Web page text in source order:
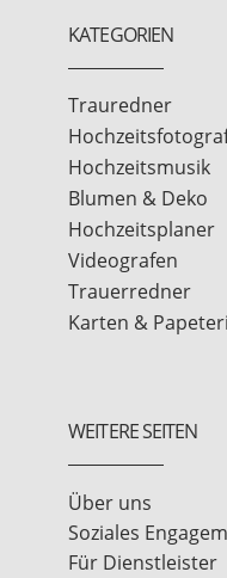
KATEGORIEN
Trauredner
Hochzeitsmusik
Blumen & Deko
Hochzeitsplaner
Videografen
Trauerredner
Karten &
WEITERE SEITEN
Über uns
Soziales
Für Dienstleister